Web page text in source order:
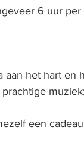
6 uur per
aan het hart
een